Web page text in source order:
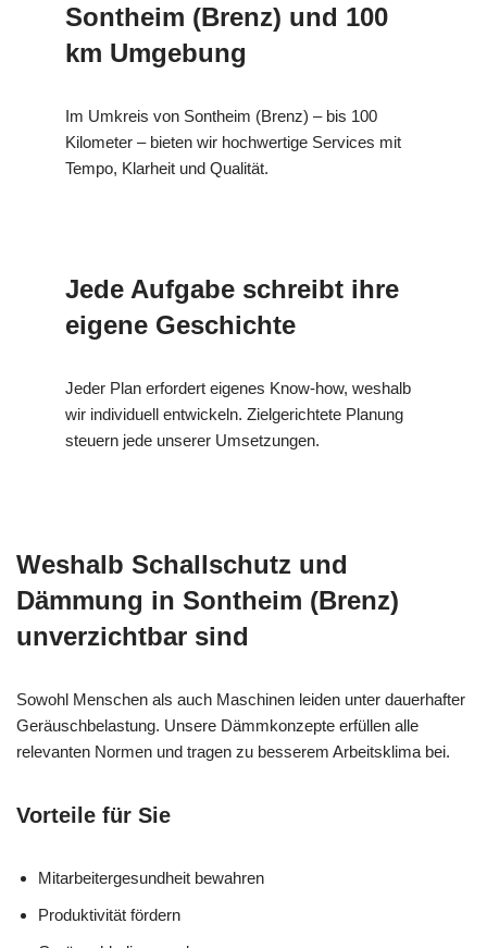
Sontheim (Brenz) und 100
km Umgebung
Im Umkreis von Sontheim (Brenz) – bis 100
Kilometer – bieten wir hochwertige Services mit
Tempo, Klarheit und Qualität.
Jede Aufgabe schreibt ihre
eigene Geschichte
Jeder Plan erfordert eigenes Know-how, weshalb
wir individuell entwickeln. Zielgerichtete Planung
steuern jede unserer Umsetzungen.
Weshalb Schallschutz und
Dämmung in Sontheim (Brenz)
unverzichtbar sind
Sowohl Menschen als auch Maschinen leiden unter dauerhafter
Geräuschbelastung. Unsere Dämmkonzepte erfüllen alle
relevanten Normen und tragen zu besserem Arbeitsklima bei.
Vorteile für Sie
Mitarbeitergesundheit bewahren
Produktivität fördern